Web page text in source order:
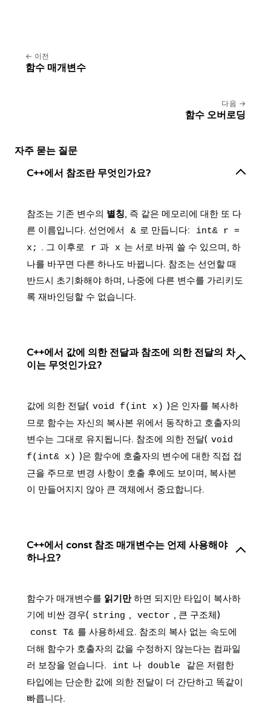
이전
함수 매개변수
다음
함수 오버로딩
자주 묻는 질문
C++에서 참조란 무엇인가요?
참조는 기존 변수의 별칭, 즉 같은 메모리에 대한 또 다
른 이름입니다. 선언에서
& 로 만듭니다:
int& r =
x; . 그 이후로 r 과 x 는 서로 바꿔 쓸 수 있으며, 하
나를 바꾸면 다른 하나도 바뀝니다. 참조는 선언할 때
반드시 초기화해야 하며, 나중에 다른 변수를 가리키도
록 재바인딩할 수 없습니다.
C++에서 값에 의한 전달과 참조에 의한 전달의 차
이는 무엇인가요?
값에 의한 전달( void f(int x) )은 인자를 복사하
므로 함수는 자신의 복사본 위에서 동작하고 호출자의
변수는 그대로 유지됩니다. 참조에 의한 전달( void
f(int& x) )은 함수에 호출자의 변수에 대한 직접 접
근을 주므로 변경 사항이 호출 후에도 보이며, 복사본
이 만들어지지 않아 큰 객체에서 중요합니다.
C++에서 const 참조 매개변수는 언제 사용해야
하나요?
함수가 매개변수를 읽기만하면 되지만 타입이 복사하
기에 비싼 경우( string , vector , 큰 구조체)
const T& 를 사용하세요. 참조의 복사 없는 속도에
더해 함수가 호출자의 값을 수정하지 않는다는 컴파일
러 보장을 얻습니다.
int 나 double
같은 저렴한
타입에는 단순한 값에 의한 전달이 더 간단하고 똑같이
빠릅니다.